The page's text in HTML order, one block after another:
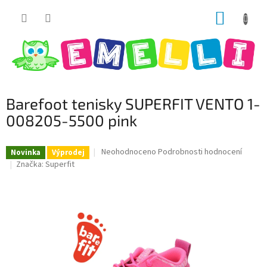
Barefoot tenisky SUPERFIT VENTO 1-
008205-5500 pink
Novinka Výprodej
Průměrné
hvězdiček.
Neohodnoceno Podrobnosti hodnocení
Značka: Superfit